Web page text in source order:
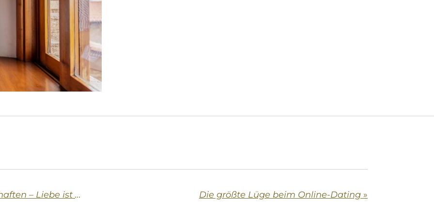
Gleichgeschlechtliche Partnerschaften – Liebe ist Liebe Die größte Lüge beim Online-Dating »